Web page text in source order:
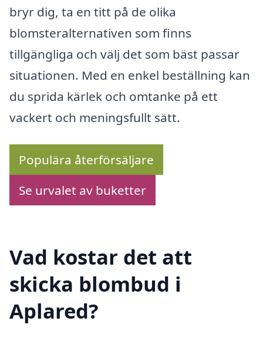
bryr dig, ta en titt på de olika
blomsteralternativen som finns
tillgängliga och välj det som bäst passar
situationen. Med en enkel beställning kan
du sprida kärlek och omtanke på ett
vackert och meningsfullt sätt.
Populära återförsäljare
Se urvalet av buketter
Vad kostar det att
skicka blombud i
Aplared?